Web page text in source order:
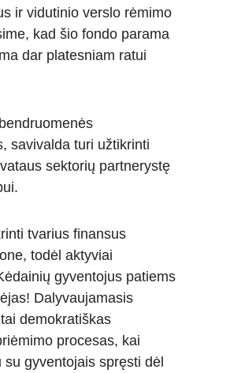
ir vidutinio verslo rėmimo
kad šio fondo parama
dar platesniam ratui
savivalda turi užtikrinti
sektorių partnerystę
tvarius finansus
todėl aktyviai
gyventojus patiems
Dalyvaujamasis
demokratiškas
procesas, kai
su gyventojais spręsti dėl